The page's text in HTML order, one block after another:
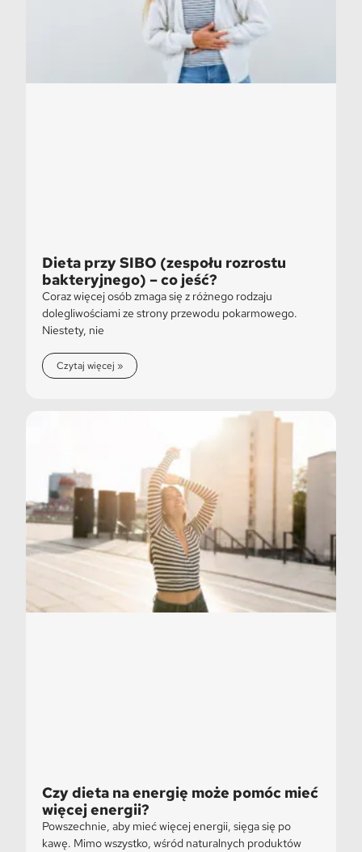
Dieta przy SIBO (zespołu rozrostu
bakteryjnego) – co jeść?
Coraz więcej osób zmaga się z różnego rodzaju
dolegliwościami ze strony przewodu pokarmowego.
Niestety, nie
Czytaj więcej »
Czy dieta na energię może pomóc mieć
więcej energii?
Powszechnie, aby mieć więcej energii, sięga się po
kawę. Mimo wszystko, wśród naturalnych produktów